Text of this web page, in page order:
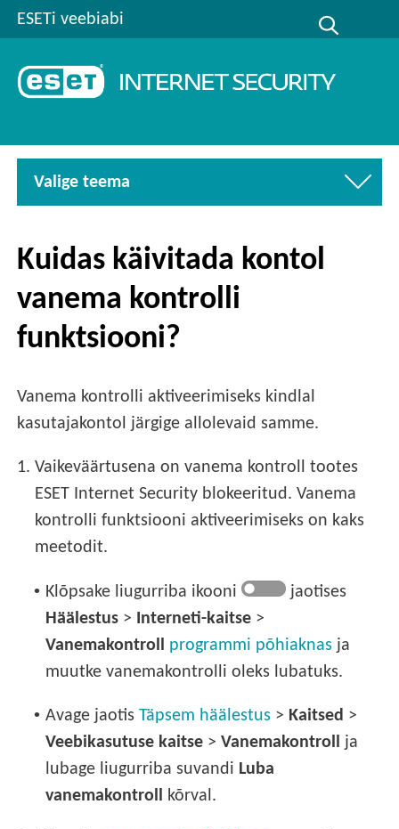
ESETi veebiabi
Valige teema
Kuidas käivitada kontol
vanema kontrolli
funktsiooni?
Vanema kontrolli aktiveerimiseks kindlal
kasutajakontol järgige allolevaid samme.
1. Vaikeväärtusena on vanema kontroll tootes
ESET Internet Security blokeeritud. Vanema
kontrolli funktsiooni aktiveerimiseks on kaks
meetodit.
• Klõpsake liugurriba ikooni
jaotises
Häälestus > Interneti-kaitse >
Vanemakontroll
programmi põhiaknas ja
muutke vanemakontrolli oleks lubatuks.
• Avage jaotisTäpsem häälestus > Kaitsed >
Veebikasutuse kaitse >Vanemakontroll
ja
lubage liugurriba suvandi Luba
vanemakontroll
kõrval.